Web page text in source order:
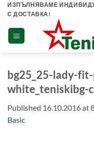
Skip
content
ИЗПЪЛНЯВАМЕ
С ДОСТАВКА!
bg25_25-lady-
white_teniskibg-
Published 16.10.2016at
Basic